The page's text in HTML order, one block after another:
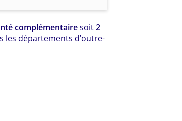
complémentairesoit2
les départements d’outre-